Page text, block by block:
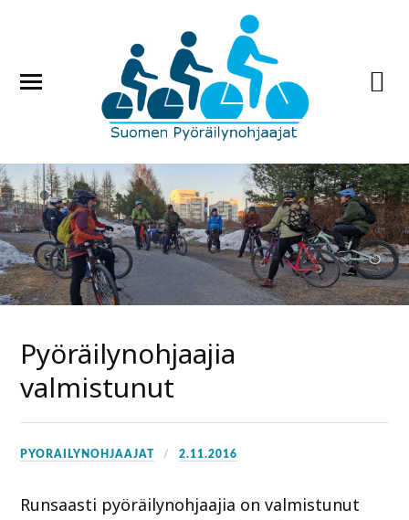
Pyöräilynohjaajia
valmistunut
PYORAILYNOHJAAJAT 2.11.2016
Runsaasti pyöräilynohjaajia on valmistunut